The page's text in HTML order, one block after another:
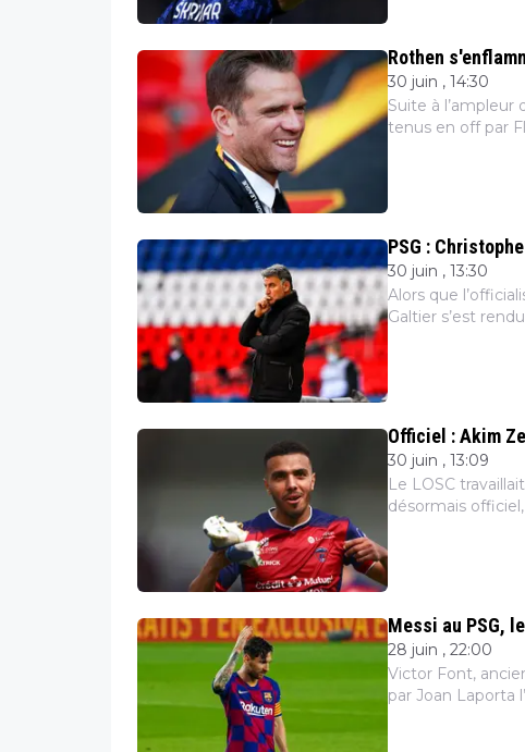
Rothen
30 juin , 14:30
Suite à
tenus en off par
PSG :
30 juin , 13:30
Alors que
Galtier s’est
Officiel : Akim
30 juin , 13:09
Le LOSC
désormais
Messi au PSG,
28 juin , 22:00
Victor Font,
par Joan Laporta